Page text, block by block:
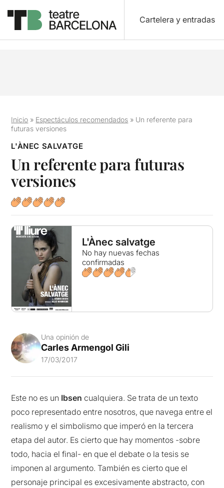
Cartelera y entradas
Inicio » Espectáculos recomendados » Un referente para
futuras versiones
L'ÀNEC SALVATGE
Un referente para futuras
versiones
L'Ànec salvatge
No hay nuevas fechas
confirmadas
Una opinión de
Carles Armengol Gili
17/03/2017
Este no es un Ibsen cualquiera. Se trata de un texto
poco representado entre nosotros, que navega entre el
realismo y el simbolismo que imperó en la tercera
etapa del autor. Es cierto que hay momentos -sobre
todo, hacia el final- en que el debate o la tesis se
imponen al argumento. También es cierto que el
personaje principal es excesivamente abstracto, con